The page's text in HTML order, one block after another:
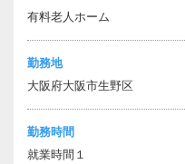
有料老人ホーム
勤務地
大阪府大阪市生野区
勤務時間
就業時間１